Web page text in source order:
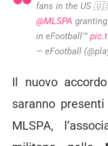
fans in the US
@MLSPA
in eFootball™️
— eFootball
Il nuovo
saranno
MLSPA,